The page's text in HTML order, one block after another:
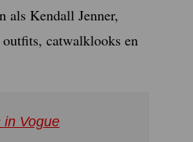
als Kendall Jenner,
catwalklooks en
in Vogue